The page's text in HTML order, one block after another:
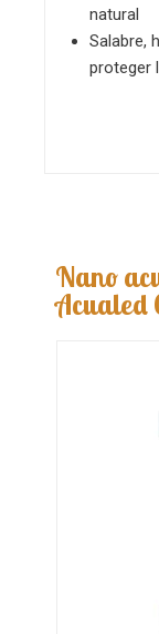
natural
Salabre,
proteger
Nano
Acualed